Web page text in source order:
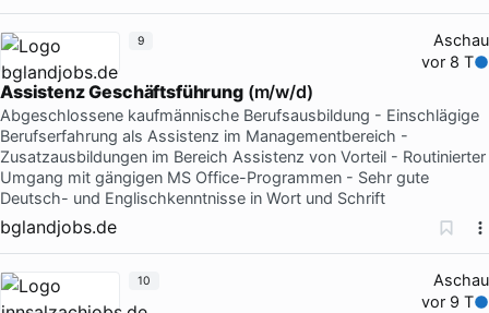
Aschau
vor 8 T
AssistenzGeschäftsführung(m/w/d)
Abgeschlossene kaufmännische Berufsausbildung - Einschlägige
Berufserfahrung als Assistenz im Managementbereich -
Zusatzausbildungen im Bereich Assistenz von Vorteil - Routinierter
Umgang mit gängigen MS Office-Programmen - Sehr gute
Deutsch- und Englischkenntnisse in Wort und Schrift
bglandjobs.de
9
Aschau
vor 9 T
10